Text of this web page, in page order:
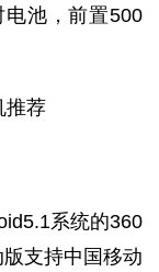
池，前置500
系统的360
支持中国移动